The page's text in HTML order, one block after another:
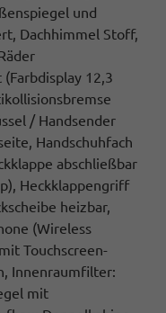
und
Dachhimmel Stoff,
12,3
/ Handsender
Handschuhfach
abschließbar
Heckklappengriff
heizbar,
(Wireless
Touchscreen-
Innenraumfilter:
mit